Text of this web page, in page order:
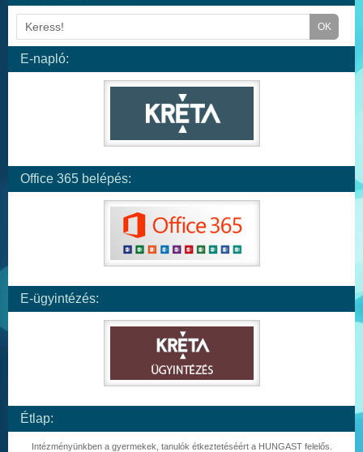
E-napló:
Office 365 belépés:
E-ügyintézés:
Étlap:
Intézményünkben a gyermekek, tanulók étkeztetéséért a HUNGAST felelős.